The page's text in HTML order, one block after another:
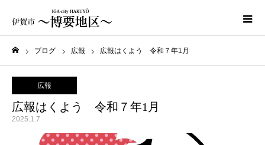
ブログ 広報 広報はくよう 令和７年1月
広報
広報はくよう 令和７年1月
2025.1.7